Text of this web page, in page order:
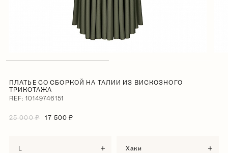
ПЛАТЬЕ СО СБОРКОЙ НА ТАЛИИ ИЗ ВИСКОЗНОГО
ТРИКОТАЖА
REF: 10149746151
25 000 ₽ 17 500 ₽
L хаки